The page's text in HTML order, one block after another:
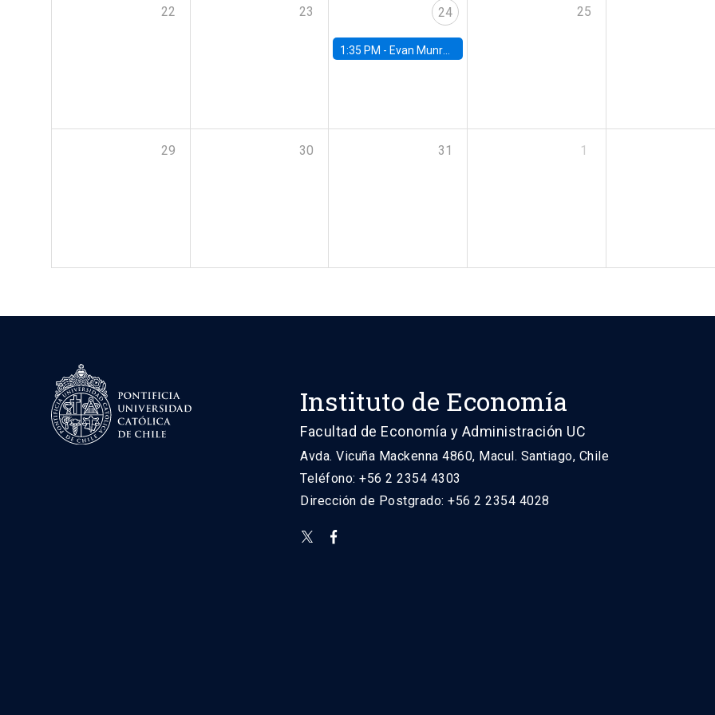
22 23 24
1:35 PM - Evan Munro, Neyman Visiting Assistant Professor in the Department of Statistics at UC Berkeley
25
29 30 31 1
Instituto de Economía
Facultad de Economía y Administración UC
Avda. Vicuña Mackenna 4860, Macul. Santiago, Chile
Teléfono: +56 2 2354 4303
Dirección de Postgrado: +56 2 2354 4028